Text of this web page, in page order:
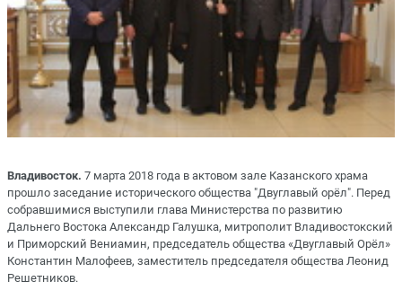
Владивосток. 7 марта 2018 года в актовом зале Казанского храма
прошло заседание исторического общества "Двуглавый орёл". Перед
собравшимися выступили глава Министерства по развитию
Дальнего Востока Александр Галушка, митрополит Владивостокский
и Приморский Вениамин, председатель общества «Двуглавый Орёл»
Константин Малофеев, заместитель председателя общества Леонид
Решетников.